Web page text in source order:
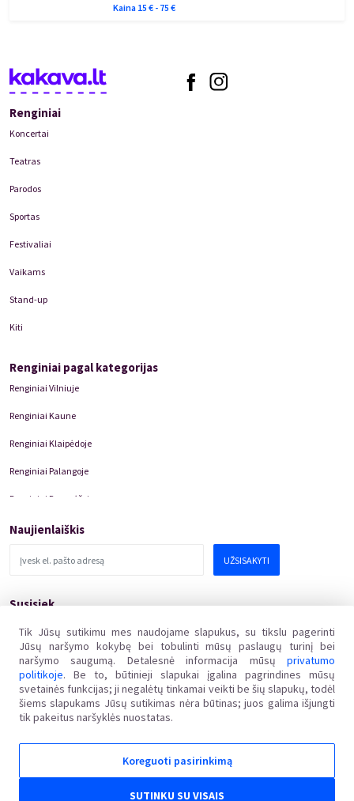
Kaina 15 € - 75 €
Tik Jūsų sutikimu mes naudojame slapukus, su tikslu pagerinti
Jūsų naršymo kokybę bei tobulinti mūsų paslaugų turinį bei
naršymo saugumą. Detalesnė informacija mūsų privatumo
politikoje. Be to, būtinieji slapukai įgalina pagrindines mūsų
svetainės funkcijas; ji negalėtų tinkamai veikti be šių slapukų, todėl
šiems slapukams Jūsų sutikimas nėra būtinas; juos galima išjungti
tik pakeitus naršyklės nuostatas.
Koreguoti pasirinkimą
SUTINKU SU VISAIS
Renginiai
Koncertai
Teatras
Parodos
Sportas
Festivaliai
Vaikams
Stand-up
Kiti
Renginiai pagal kategorijas
Renginiai Vilniuje
Renginiai Kaune
Renginiai Klaipėdoje
Renginiai Palangoje
Renginiai Panevėžyje
Domino Teatro Spektakliai
Naujienlaiškis
UŽSISAKYTI
Susisiek
Adresas:Žalgirio g.135, LT-08217 Vilnius
Įmonės kodas:304769369
PVM mokėtojo kodas :LT100011648218
Respublikos vartotojų teisių apsaugos įstatymo nustatyta tvarka Valstybinėje vartotojų teisių